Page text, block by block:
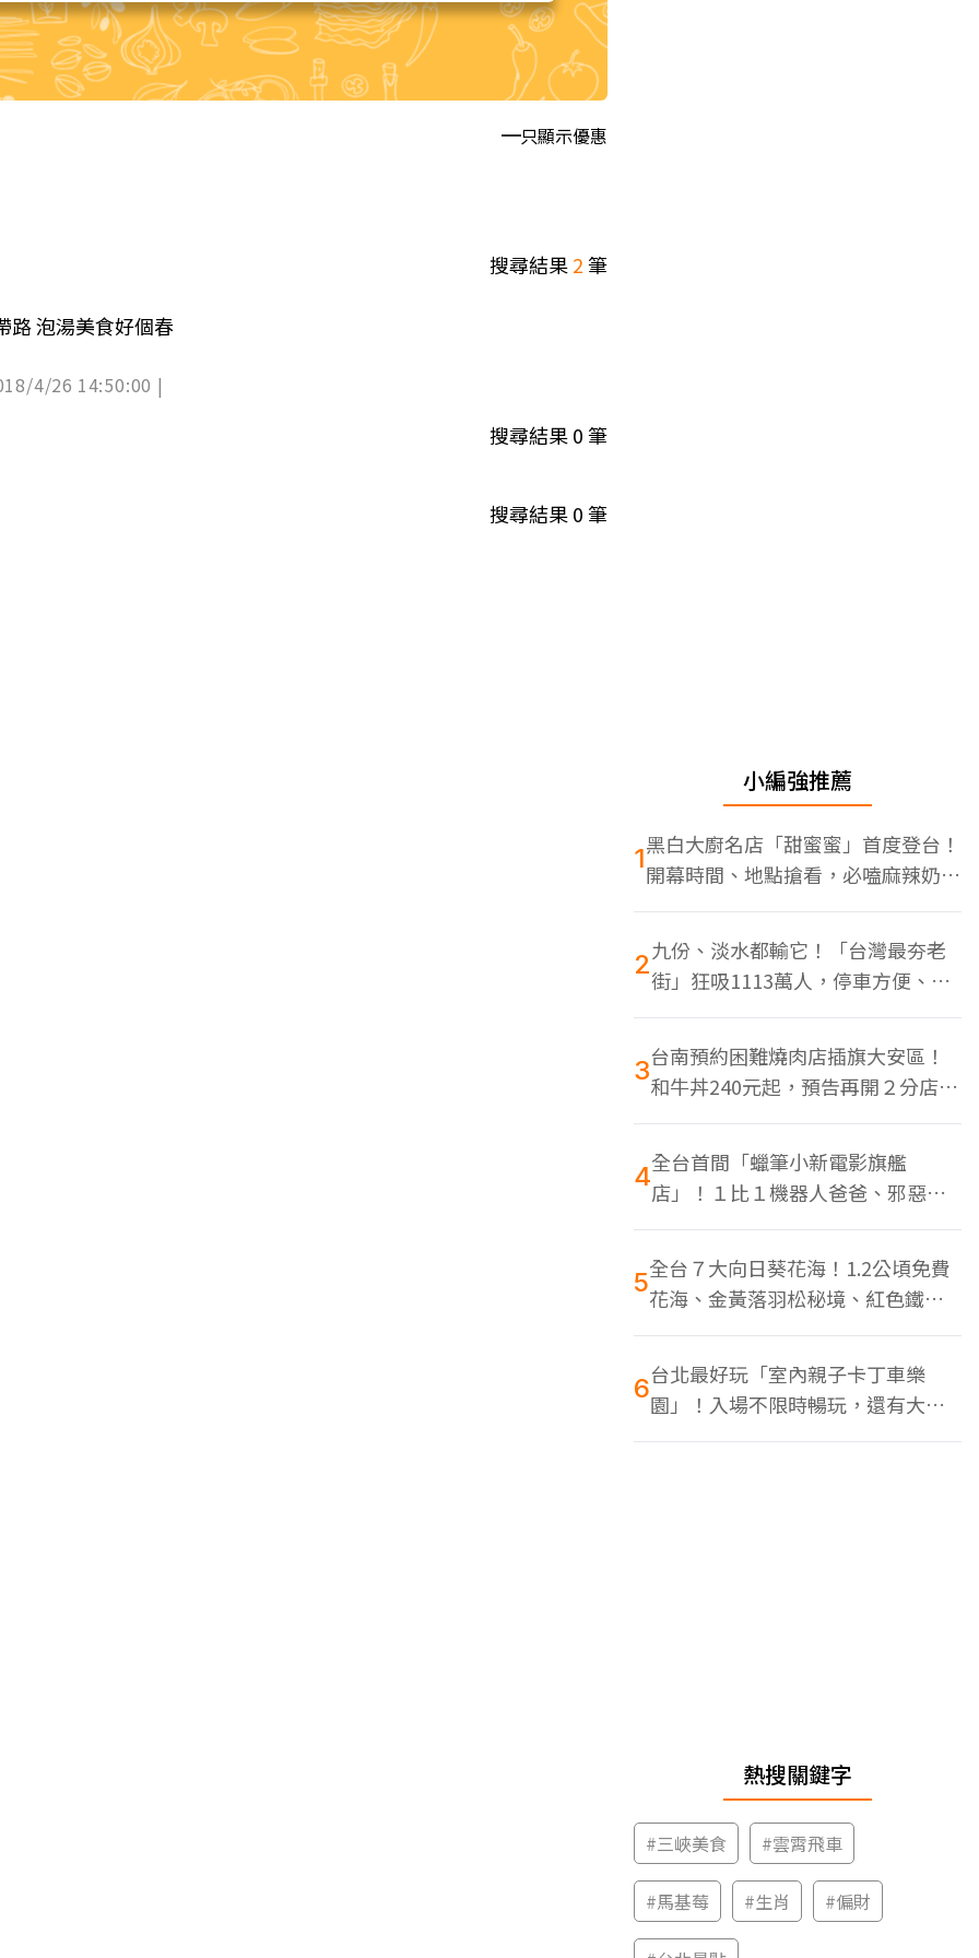
只顯示優惠
搜尋結果2筆
路 泡湯美食好個春
4/26 14:50:00 |
搜尋結果0筆
搜尋結果0筆
小編強推薦
1黑白大廚名店「甜蜜蜜」首度登台！
開幕時間、地點搶看，必嗑麻辣奶油
蝦
2九份、淡水都輸它！「台灣最夯老
街」狂吸1113萬人，停車方便、特
色美食多
3台南預約困難燒肉店插旗大安區！
和牛丼240元起，預告再開２分店、
地點曝光
4全台首間「蠟筆小新電影旗艦
店」！１比１機器人爸爸、邪惡正
男，百款周邊買翻
5全台７大向日葵花海！1.2公頃免費
花海、金黃落羽松秘境、紅色鐵橋
同框
6台北最好玩「室內親子卡丁車樂
園」！入場不限時暢玩，還有大螢
幕Switch遊戲區
熱搜關鍵字
#三峽美食 #雲霄飛車
#馬基莓 #生肖 #偏財